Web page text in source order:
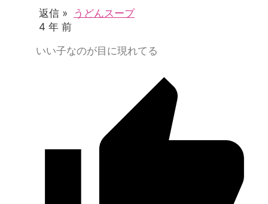
返信 »
うどんスープ
4 年 前
いい子なのが目に現れてる